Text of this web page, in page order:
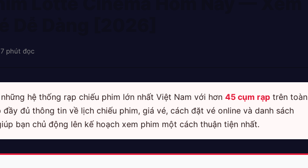
7 phút đọc
hệ thống rạp chiếu phim lớn nhất Việt Nam với hơn 45 cụm rạp trên toàn
đủ thông tin về lịch chiếu phim, giá vé, cách đặt vé online và danh sách
bạn chủ động lên kế hoạch xem phim một cách thuận tiện nhất.